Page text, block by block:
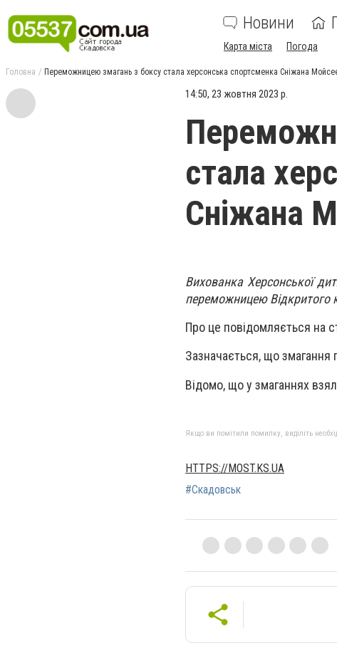
Новини
Карта міста Погода
Головна Переможницею змагань з боксу стала херсонська спортсменка Сніжана
14:50, 23 жовтня 2023 р.
стала
Сніжана
Вихованка Херсонської
переможницею Відкритого
Про це повідомляється на
Зазначається, що змагання
Відомо, що у змаганнях
Якщо ви помітили помилку, виділіть
HTTPS://MOST.KS.UA
#Скадовськ